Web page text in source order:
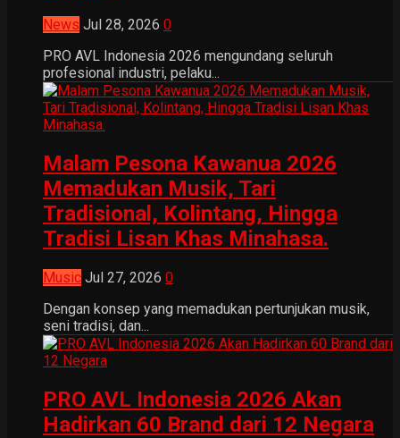
News Jul 28, 2026 0
PRO AVL Indonesia 2026 mengundang seluruh
profesional industri, pelaku...
Malam Pesona Kawanua 2026
Memadukan Musik, Tari
Tradisional, Kolintang, Hingga
Tradisi Lisan Khas Minahasa.
Music Jul 27, 2026 0
Dengan konsep yang memadukan pertunjukan musik,
seni tradisi, dan...
PRO AVL Indonesia 2026 Akan
Hadirkan 60 Brand dari 12 Negara